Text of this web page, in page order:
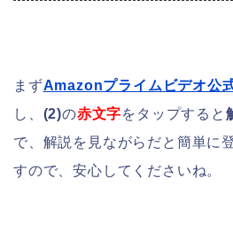
まずAmazonプライムビデオ公
し、 (2)の赤文字をタップすると
で、解説を見ながらだと簡単に
すので、安心してくださいね。